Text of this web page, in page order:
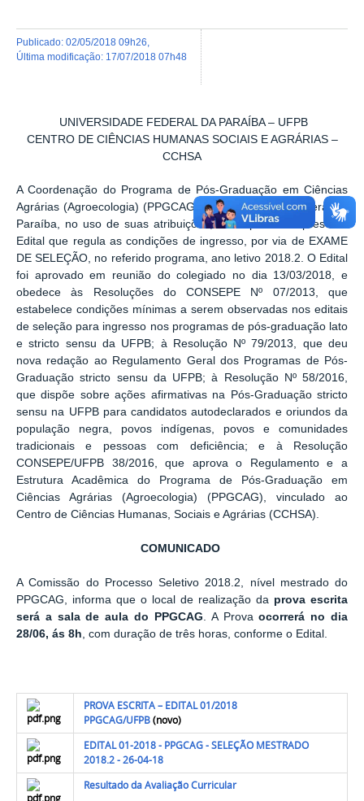
publicado: 02/05/2018 09h26
última modificação: 17/07/2018 07h48
UNIVERSIDADE FEDERAL DA PARAÍBA – UFPB
CENTRO DE CIÊNCIAS HUMANAS SOCIAIS E AGRÁRIAS –
CCHSA
A Coordenação do Programa de Pós-Graduação em Ciências
Agrárias (Agroecologia) (PPGCAG) da Universidade Federal da
Paraíba, no uso de suas atribuições, torna público o presente
Edital que regula as condições de ingresso, por via de EXAME
DE SELEÇÃO, no referido programa, ano letivo 2018.2. O Edital
foi aprovado em reunião do colegiado no dia 13/03/2018, e
obedece às Resoluções do CONSEPE Nº 07/2013, que
estabelece condições mínimas a serem observadas nos editais
de seleção para ingresso nos programas de pós-graduação lato
e stricto sensu da UFPB; à Resolução Nº 79/2013, que deu
nova redação ao Regulamento Geral dos Programas de Pós-
Graduação stricto sensu da UFPB; à Resolução Nº 58/2016,
que dispõe sobre ações afirmativas na Pós-Graduação stricto
sensu na UFPB para candidatos autodeclarados e oriundos da
população negra, povos indígenas, povos e comunidades
tradicionais e pessoas com deficiência; e à Resolução
CONSEPE/UFPB 38/2016, que aprova o Regulamento e a
Estrutura Acadêmica do Programa de Pós-Graduação em
Ciências Agrárias (Agroecologia) (PPGCAG), vinculado ao
Centro de Ciências Humanas, Sociais e Agrárias (CCHSA).
COMUNICADO
A Comissão do Processo Seletivo 2018.2, nível mestrado do
PPGCAG, informa que o local de realização da prova escrita
será a sala de aula do PPGCAG . A Provaocorrerá no dia
28/06, ás 8h , com duração de três horas, conforme o Edital.
PROVA ESCRITA – EDITAL 01/2018
PPGCAG/UFPB(novo)
EDITAL 01-2018 - PPGCAG - SELEÇÃO MESTRADO
2018.2 - 26-04-18
Resultado da Avaliação Curricular